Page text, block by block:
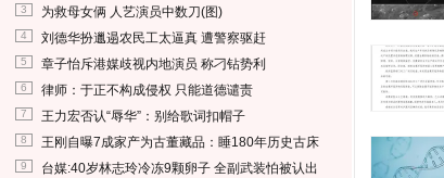
3 为救母女俩 人艺演员中数刀(图)
4 刘德华扮邋遢农民工太逼真 遭警察驱赶
5 章子怡斥港媒歧视内地演员 称刁钻势利
6 律师：于正不构成侵权 只能道德谴责
7 王力宏否认“辱华”：别给歌词扣帽子
8 王刚自曝7成家产为古董藏品：睡180年历史古床
9 台媒:40岁林志玲冷冻9颗卵子 全副武装怕被认出